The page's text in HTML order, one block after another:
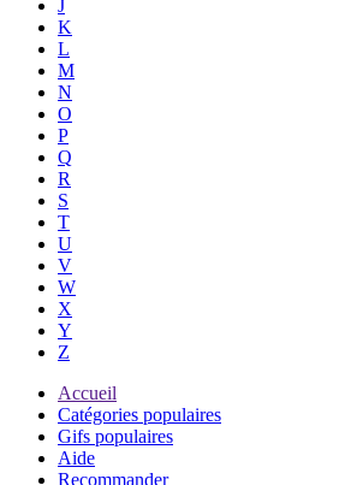
J
K
L
M
N
O
P
Q
R
S
T
U
V
W
X
Y
Z
Accueil
Catégories populaires
Gifs populaires
Aide
Recommander